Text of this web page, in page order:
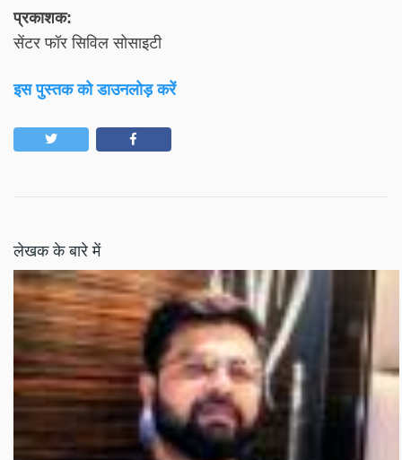
प्रकाशक:
सेंटर फॉर सिविल सोसाइटी
इस पुस्तक को डाउनलोड़ करें
लेखक के बारे में